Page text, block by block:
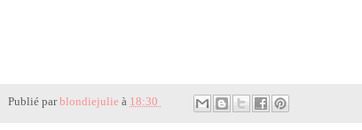
Publié parblondiejulie à 18:30